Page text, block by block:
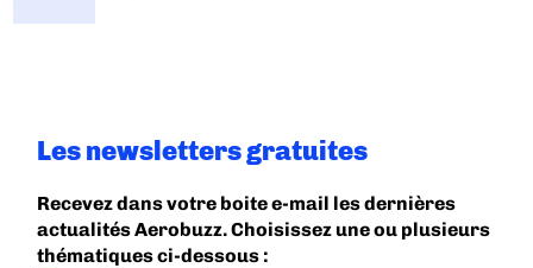
Les newsletters gratuites
Recevez dans votre boite e-mail les dernières
actualités Aerobuzz. Choisissez une ou plusieurs
thématiques ci-dessous :